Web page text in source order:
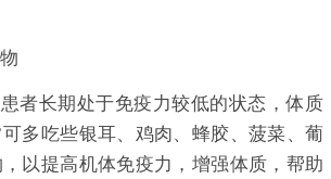
长期处于免疫力较低的状态，体质
多吃些银耳、鸡肉、蜂胶、菠菜、葡
以提高机体免疫力，增强体质，帮助